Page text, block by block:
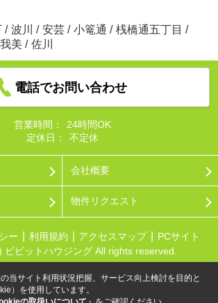
/ 波川 / 安芸 / 小篭通 / 桟橋通五丁目 /
美 / 佐川
電話でお問い合わせ
営業時間：
24時間OK
定休日：
不定休
会社概要
物件リクエスト
ー 利用規約 アクセスマップ
PCサイト
ビビットハウジング All rights reserved.
当サイト利用状況把握、サービス向上検討を目的と
）を使用しています。